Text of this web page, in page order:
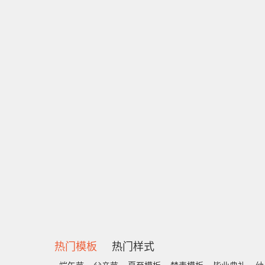
热门模板 热门样式